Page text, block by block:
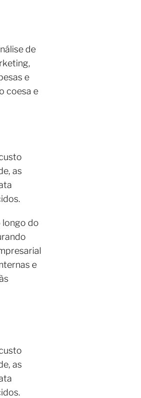
de
e
coesa e
as
longo do
e
as